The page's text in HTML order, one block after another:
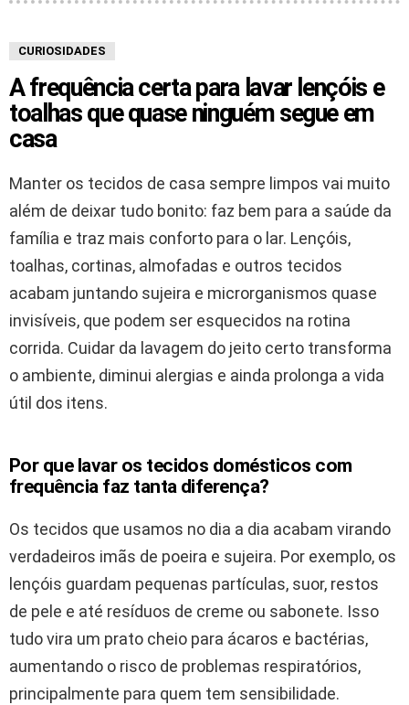
CURIOSIDADES
A frequência certa para lavar lençóis e
toalhas que quase ninguém segue em
casa
Manter os tecidos de casa sempre limpos vai muito
além de deixar tudo bonito: faz bem para a saúde da
família e traz mais conforto para o lar. Lençóis,
toalhas, cortinas, almofadas e outros tecidos
acabam juntando sujeira e microrganismos quase
invisíveis, que podem ser esquecidos na rotina
corrida. Cuidar da lavagem do jeito certo transforma
o ambiente, diminui alergias e ainda prolonga a vida
útil dos itens.
Por que lavar os tecidos domésticos com
frequência faz tanta diferença?
Os tecidos que usamos no dia a dia acabam virando
verdadeiros imãs de poeira e sujeira. Por exemplo, os
lençóis guardam pequenas partículas, suor, restos
de pele e até resíduos de creme ou sabonete. Isso
tudo vira um prato cheio para ácaros e bactérias,
aumentando o risco de problemas respiratórios,
principalmente para quem tem sensibilidade.